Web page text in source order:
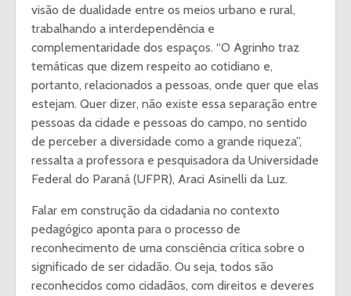
visão de dualidade entre os meios urbano e rural,
trabalhando a interdependência e
complementaridade dos espaços. “O Agrinho traz
temáticas que dizem respeito ao cotidiano e,
portanto, relacionados a pessoas, onde quer que elas
estejam. Quer dizer, não existe essa separação entre
pessoas da cidade e pessoas do campo, no sentido
de perceber a diversidade como a grande riqueza”,
ressalta a professora e pesquisadora da Universidade
Federal do Paraná (UFPR), Araci Asinelli da Luz.
Falar em construção da cidadania no contexto
pedagógico aponta para o processo de
reconhecimento de uma consciência crítica sobre o
significado de ser cidadão. Ou seja, todos são
reconhecidos como cidadãos, com direitos e deveres